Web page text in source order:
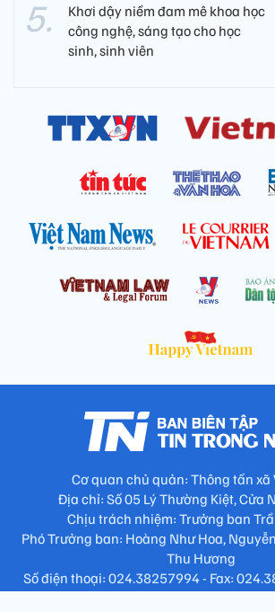
Khơi dậy niềm đam mê khoa học
công nghệ, sáng tạo cho học
sinh, sinh viên
Cơ quan chủ quản: Thông tấn xã
Địa chỉ: Số 05 Lý Thường Kiệt, Cửa
Chịu trách nhiệm: Trưởng ban
Phó Trưởng ban: Hoàng Như Hoa,
Thu Hương
Số điện thoại: 024.38257994 - Fax: